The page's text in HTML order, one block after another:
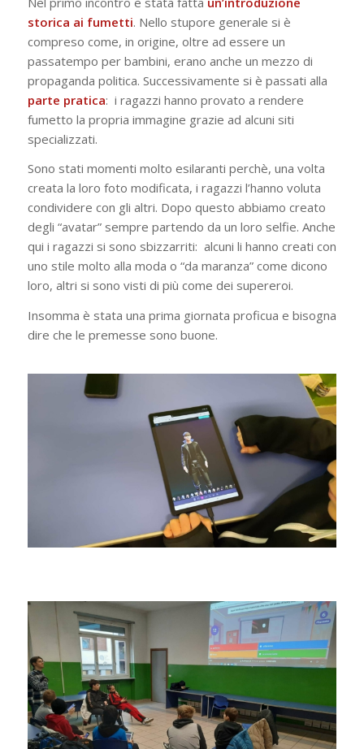
storica ai fumetti. Nello stupore generale si è
compreso come, in origine, oltre ad essere un
passatempo per bambini, erano anche un mezzo di
propaganda politica. Successivamente si è passati alla
parte pratica: i ragazzi hanno provato a rendere
fumetto la propria immagine grazie ad alcuni siti
specializzati.
Sono stati momenti molto esilaranti perchè, una volta
creata la loro foto modificata, i ragazzi l’hanno voluta
condividere con gli altri. Dopo questo abbiamo creato
degli “avatar” sempre partendo da un loro selfie. Anche
qui i ragazzi si sono sbizzarriti: alcuni li hanno creati con
uno stile molto alla moda o “da maranza” come dicono
loro, altri si sono visti di più come dei supereroi.
Insomma è stata una prima giornata proficua e bisogna
dire che le premesse sono buone.